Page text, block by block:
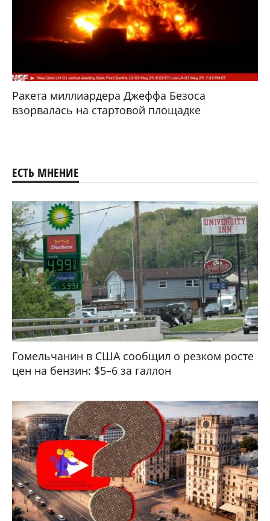
Ракета миллиардера Джеффа Безоса
взорвалась на стартовой площадке
ЕСТЬ МНЕНИЕ
Гомельчанин в США сообщил о резком росте
цен на бензин: $5–6 за галлон